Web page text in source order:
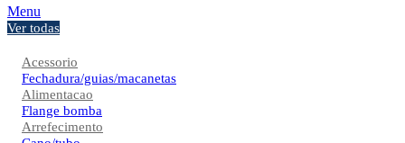
Menu
Ver todas
Acessorio
Fechadura/guias/macanetas
Alimentacao
Flange bomba
Arrefecimento